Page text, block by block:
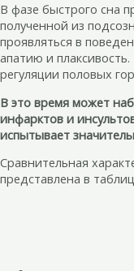
В фазе быстрого сна
полученной из
проявляться в
апатию и
регуляции половых
В это время может
инфарктов и
испытывает
Сравнительная
представлена в